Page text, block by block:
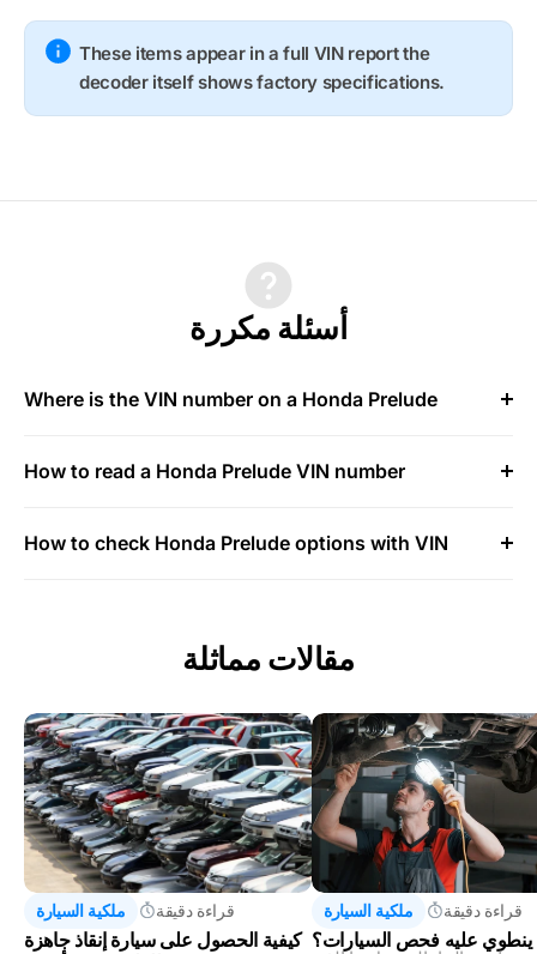
These items appear in a full VIN report the
decoder itself shows factory specifications.
أسئلة مكررة
Where is the VIN number on a Honda Prelude
How to read a Honda Prelude VIN number
How to check Honda Prelude options with VIN
مقالات مماثلة
ملكية السيارة قراءة دقيقة
كيفية الحصول على سيارة إنقاذ جاهزة
ملكية السيارة قراءة دقيقة
ينطوي عليه فحص السيارات؟